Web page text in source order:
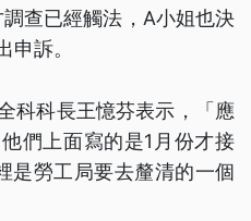
查已經觸法，A小姐也決
申訴。
科科長王憶芬表示，「應
們上面寫的是1月份才接
是勞工局要去釐清的一個